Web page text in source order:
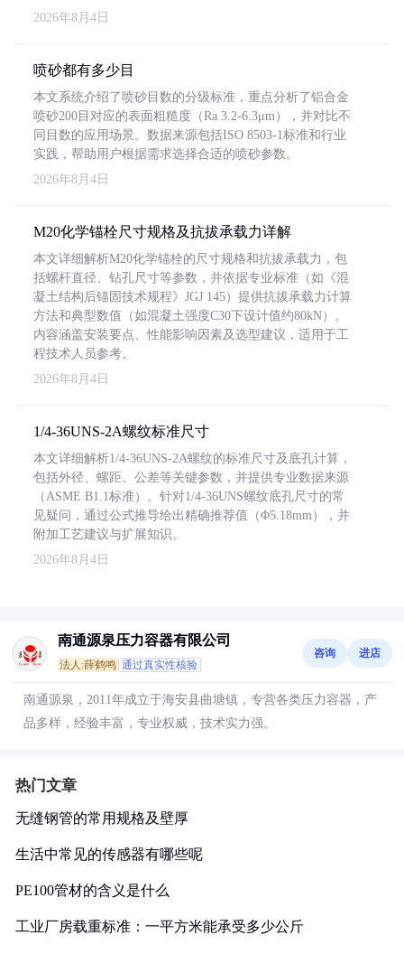
2026年8月4日
喷砂都有多少目
本文系统介绍了喷砂目数的分级标准，重点分析了铝合金
喷砂200目对应的表面粗糙度（Ra 3.2-6.3μm），并对比不
同目数的应用场景。数据来源包括ISO 8503-1标准和行业
实践，帮助用户根据需求选择合适的喷砂参数。
2026年8月4日
M20化学锚栓尺寸规格及抗拔承载力详解
本文详细解析M20化学锚栓的尺寸规格和抗拔承载力，包
括螺杆直径、钻孔尺寸等参数，并依据专业标准（如《混
凝土结构后锚固技术规程》JGJ 145）提供抗拔承载力计算
方法和典型数值（如混凝土强度C30下设计值约80kN）。
内容涵盖安装要点、性能影响因素及选型建议，适用于工
程技术人员参考。
2026年8月4日
1/4-36UNS-2A螺纹标准尺寸
本文详细解析1/4-36UNS-2A螺纹的标准尺寸及底孔计算，
包括外径、螺距、公差等关键参数，并提供专业数据来源
（ASME B1.1标准）。针对1/4-36UNS螺纹底孔尺寸的常
见疑问，通过公式推导给出精确推荐值（Φ5.18mm），并
附加工艺建议与扩展知识。
2026年8月4日
南通源泉压力容器有限公司
法人:薛鹤鸣 通过真实性核验
咨询 进店
南通源泉，2011年成立于海安县曲塘镇，专营各类压力容器，产
品多样，经验丰富，专业权威，技术实力强。
热门文章
无缝钢管的常用规格及壁厚
生活中常见的传感器有哪些呢
PE100管材的含义是什么
工业厂房载重标准：一平方米能承受多少公斤